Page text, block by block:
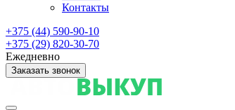
Контакты
+375 (44) 590-90-10
+375 (29) 820-30-70
Ежедневно
Заказать звонок